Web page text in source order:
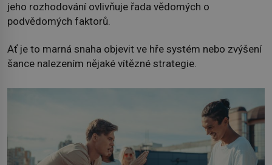
jeho rozhodování ovlivňuje řada vědomých o
podvědomých faktorů.
Ať je to marná snaha objevit ve hře systém nebo zvýšení
šance nalezením nějaké vítězné strategie.